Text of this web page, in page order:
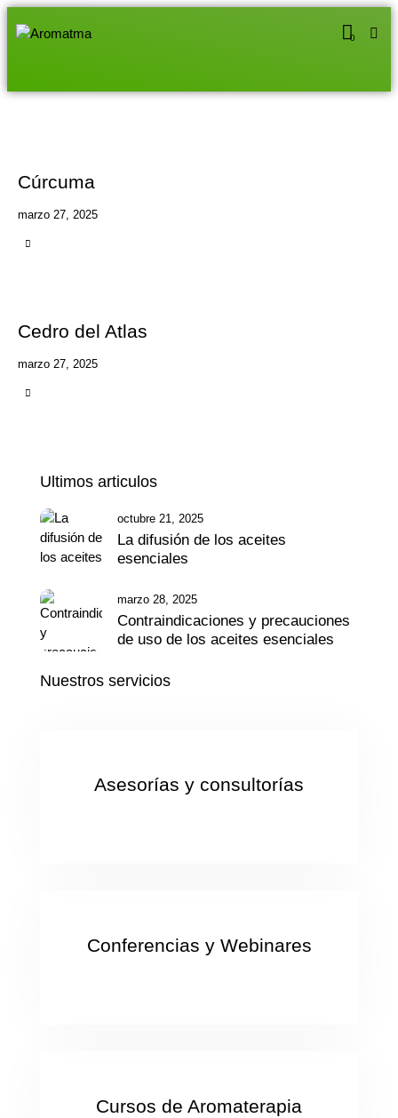
0
Cúrcuma
marzo 27, 2025
Cedro del Atlas
marzo 27, 2025
Ultimos articulos
octubre 21, 2025
La difusión de los aceites
esenciales
marzo 28, 2025
Contraindicaciones y precauciones
de uso de los aceites esenciales
Nuestros servicios
Asesorías y consultorías
Conferencias y Webinares
Cursos de Aromaterapia